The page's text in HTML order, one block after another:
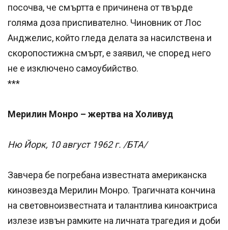
посочва, че смъртта е причинена от твърде
голяма доза приспивателно. Чиновник от Лос
Анджелис, който гледа делата за насилствена и
скоропостижна смърт, е заявил, че според него
не е изключено самоубийство.
***
Мерилин Монро – жертва на Холивуд
Ню Йорк, 10 август 1962 г. /БТА/
Завчера бе погребана известната американска
кинозвезда Мерилин Монро. Трагичната кончина
на световноизвестната и талантлива киноактриса
излезе извън рамките на личната трагедия и доби